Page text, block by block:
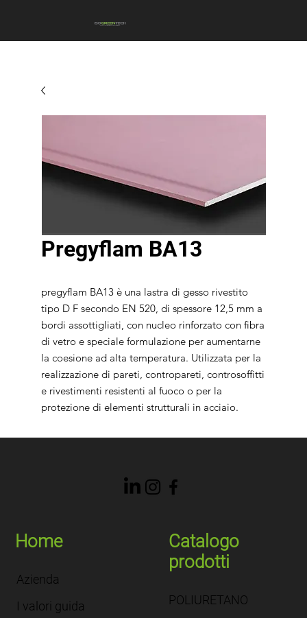
Pregyflam BA13
pregyflam BA13 è una lastra di gesso rivestito
tipo D F secondo EN 520, di spessore 12,5 mm a
bordi assottigliati, con nucleo rinforzato con fibra
di vetro e speciale formulazione per aumentarne
la coesione ad alta temperatura. Utilizzata per la
realizzazione di pareti, contropareti, controsoffitti
e rivestimenti resistenti al fuoco o per la
protezione di elementi strutturali in acciaio.
Home
Azienda
I valori guida
Catalogo
prodotti
POLIURETANO